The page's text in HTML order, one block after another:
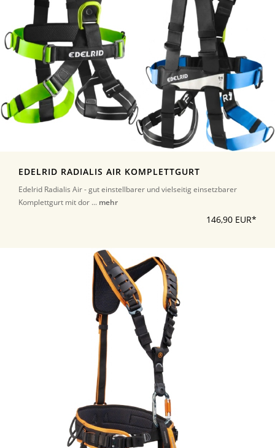
EDELRID RADIALIS AIR KOMPLETTGURT
Edelrid Radialis Air - gut einstellbarer und vielseitig einsetzbarer
Komplettgurt mit dor ... mehr
146,90 EUR*